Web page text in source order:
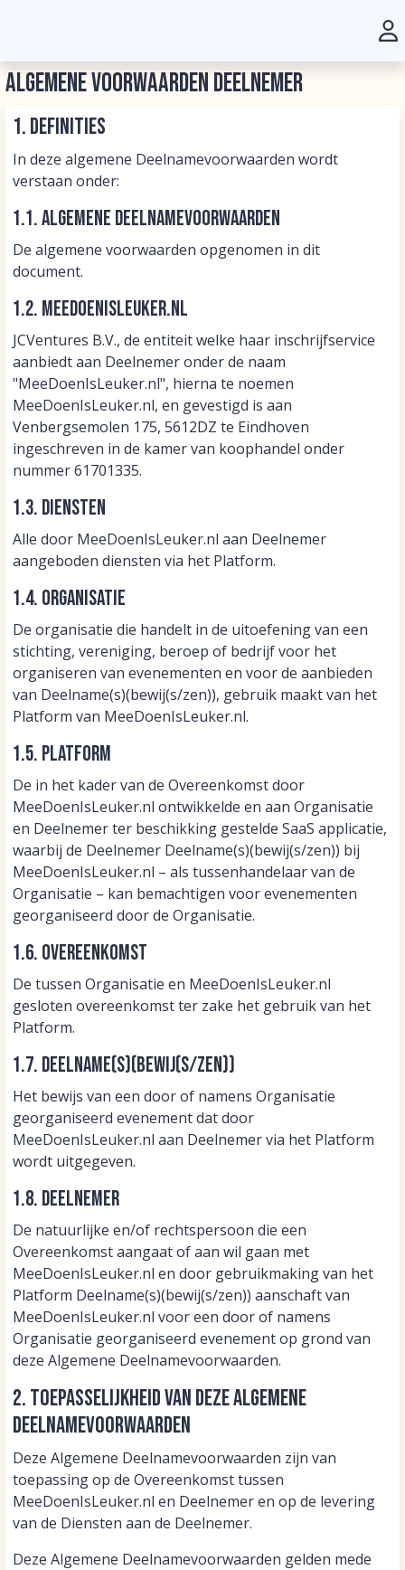
Algemene voorwaarden deelnemer
1. Definities
In deze algemene Deelnamevoorwaarden wordt
verstaan onder:
1.1. Algemene Deelnamevoorwaarden
De algemene voorwaarden opgenomen in dit
document.
1.2. MeeDoenIsLeuker.nl
JCVentures B.V., de entiteit welke haar inschrijfservice
aanbiedt aan Deelnemer onder de naam
"MeeDoenIsLeuker.nl", hierna te noemen
MeeDoenIsLeuker.nl, en gevestigd is aan
Venbergsemolen 175, 5612DZ te Eindhoven
ingeschreven in de kamer van koophandel onder
nummer 61701335.
1.3. Diensten
Alle door MeeDoenIsLeuker.nl aan Deelnemer
aangeboden diensten via het Platform.
1.4. Organisatie
De organisatie die handelt in de uitoefening van een
stichting, vereniging, beroep of bedrijf voor het
organiseren van evenementen en voor de aanbieden
van Deelname(s)(bewij(s/zen)), gebruik maakt van het
Platform van MeeDoenIsLeuker.nl.
1.5. Platform
De in het kader van de Overeenkomst door
MeeDoenIsLeuker.nl ontwikkelde en aan Organisatie
en Deelnemer ter beschikking gestelde SaaS applicatie,
waarbij de Deelnemer Deelname(s)(bewij(s/zen)) bij
MeeDoenIsLeuker.nl – als tussenhandelaar van de
Organisatie – kan bemachtigen voor evenementen
georganiseerd door de Organisatie.
1.6. Overeenkomst
De tussen Organisatie en MeeDoenIsLeuker.nl
gesloten overeenkomst ter zake het gebruik van het
Platform.
1.7. Deelname(s)(bewij(s/zen))
Het bewijs van een door of namens Organisatie
georganiseerd evenement dat door
MeeDoenIsLeuker.nl aan Deelnemer via het Platform
wordt uitgegeven.
1.8. Deelnemer
De natuurlijke en/of rechtspersoon die een
Overeenkomst aangaat of aan wil gaan met
MeeDoenIsLeuker.nl en door gebruikmaking van het
Platform Deelname(s)(bewij(s/zen)) aanschaft van
MeeDoenIsLeuker.nl voor een door of namens
Organisatie georganiseerd evenement op grond van
deze Algemene Deelnamevoorwaarden.
2. Toepasselijkheid van deze Algemene
Deelnamevoorwaarden
Deze Algemene Deelnamevoorwaarden zijn van
toepassing op de Overeenkomst tussen
MeeDoenIsLeuker.nl en Deelnemer en op de levering
van de Diensten aan de Deelnemer.
Deze Algemene Deelnamevoorwaarden gelden mede